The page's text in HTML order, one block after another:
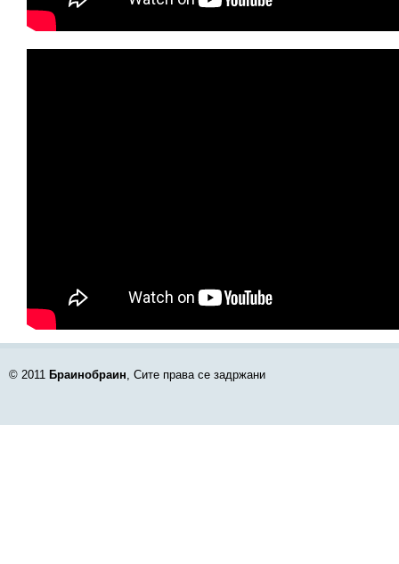
© 2011 Браинобраин, Сите права се задржани